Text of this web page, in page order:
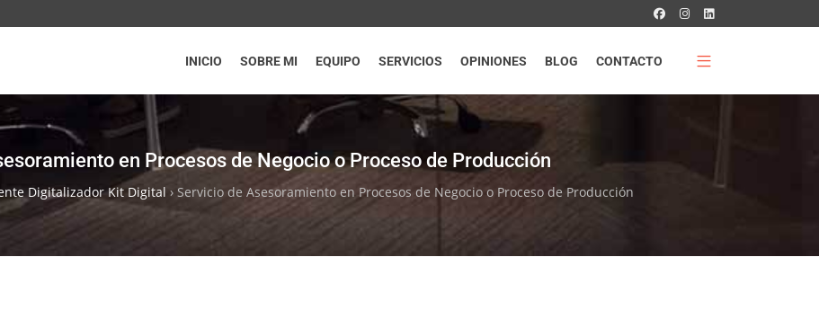
INICIO SOBRE MI EQUIPO SERVICIOS OPINIONES BLOG CONTACTO
en Procesos de Negocio o Proceso de Producción
Digitalizador Kit Digital › Servicio de Asesoramiento en Procesos de Negocio o Proceso de Producción